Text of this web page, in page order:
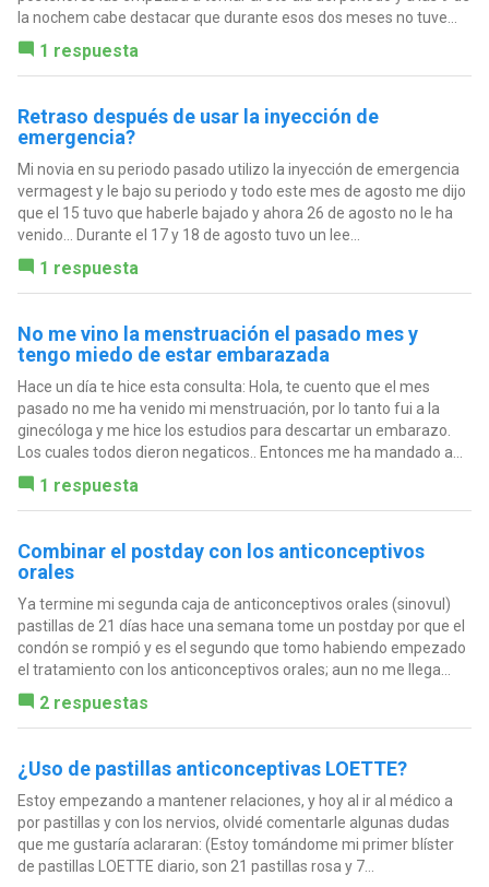
la nochem cabe destacar que durante esos dos meses no tuve...
1 respuesta
Retraso después de usar la inyección de
emergencia?
Mi novia en su periodo pasado utilizo la inyección de emergencia
vermagest y le bajo su periodo y todo este mes de agosto me dijo
que el 15 tuvo que haberle bajado y ahora 26 de agosto no le ha
venido... Durante el 17 y 18 de agosto tuvo un lee...
1 respuesta
No me vino la menstruación el pasado mes y
tengo miedo de estar embarazada
Hace un día te hice esta consulta: Hola, te cuento que el mes
pasado no me ha venido mi menstruación, por lo tanto fui a la
ginecóloga y me hice los estudios para descartar un embarazo.
Los cuales todos dieron negaticos.. Entonces me ha mandado a...
1 respuesta
Combinar el postday con los anticonceptivos
orales
Ya termine mi segunda caja de anticonceptivos orales (sinovul)
pastillas de 21 días hace una semana tome un postday por que el
condón se rompió y es el segundo que tomo habiendo empezado
el tratamiento con los anticonceptivos orales; aun no me llega...
2 respuestas
¿Uso de pastillas anticonceptivas LOETTE?
Estoy empezando a mantener relaciones, y hoy al ir al médico a
por pastillas y con los nervios, olvidé comentarle algunas dudas
que me gustaría aclararan: (Estoy tomándome mi primer blíster
de pastillas LOETTE diario, son 21 pastillas rosa y 7...